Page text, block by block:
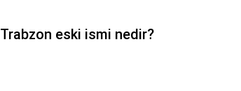
Trabzon eski ismi nedir?